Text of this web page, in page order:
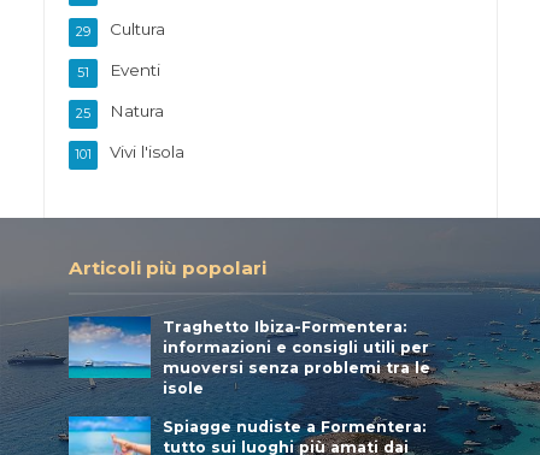
Cultura
29
Eventi
51
Natura
25
Vivi l'isola
101
Articoli più popolari
Traghetto Ibiza-Formentera:
informazioni e consigli utili per
muoversi senza problemi tra le
isole
Spiagge nudiste a Formentera:
tutto sui luoghi più amati dai